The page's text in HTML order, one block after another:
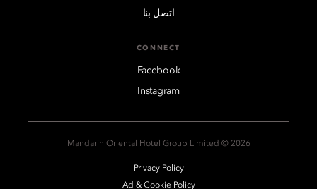
اتصل بنا
CONNECT
Facebook
Instagram
2026 © Mandarin Oriental Hotel Group Limited
Privacy Policy
Ad & Cookie Policy